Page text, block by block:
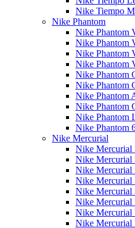
Nike Tiempo
Nike Phantom
Nike Phantom
Nike Phantom
Nike Phantom
Nike Phantom
Nike Phantom
Nike Phantom
Nike Phantom
Nike Phantom
Nike Phantom
Nike Phantom
Nike Mercurial
Nike Mercurial
Nike Mercurial
Nike Mercurial
Nike Mercurial
Nike Mercurial
Nike Mercurial
Nike Mercurial
Nike Mercurial